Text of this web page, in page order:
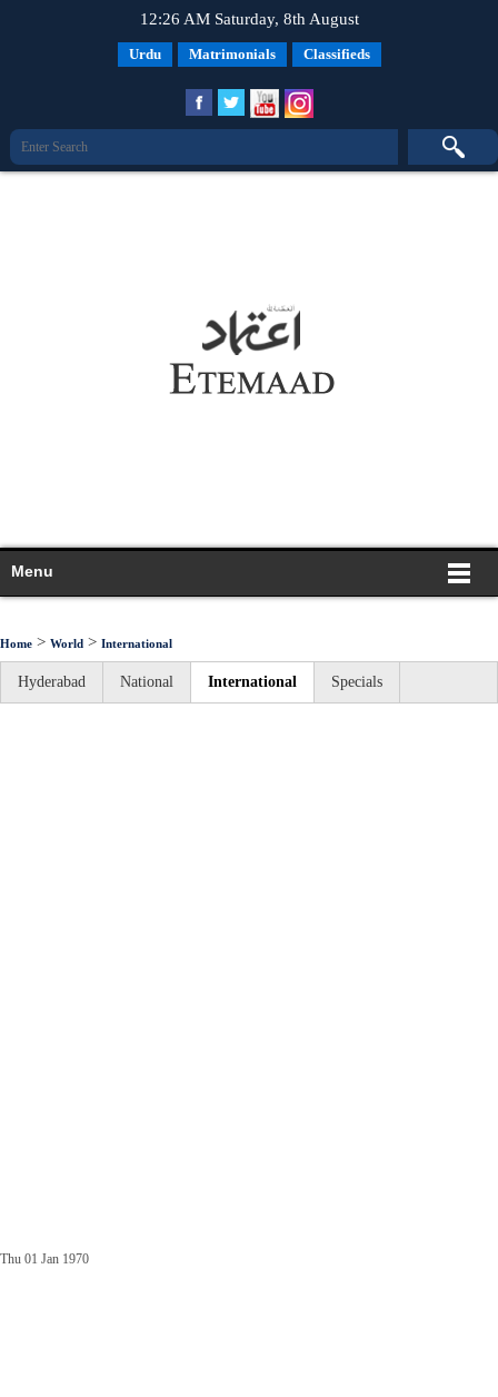
12:26 AM Saturday, 8th August
Urdu Matrimonials Classifieds
Menu
Home > World > International
Hyderabad National International Specials
Thu 01 Jan 1970